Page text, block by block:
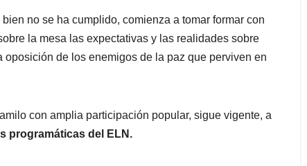
bien no se ha cumplido, comienza a tomar formar con
la mesa las expectativas y las realidades sobre
de los enemigos de la paz que perviven en
con amplia participación popular, sigue vigente, a
programáticas del ELN.